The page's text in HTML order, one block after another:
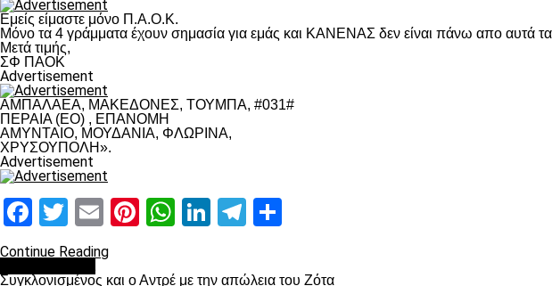
Εμείς είμαστε μόνο Π.Α.Ο.Κ.
Μόνο τα 4 γράμματα έχουν σημασία για εμάς και ΚΑΝΕΝΑΣ δεν είναι πάνω απο αυτά τα
Μετά τιμής,
ΣΦ ΠΑΟΚ
Advertisement
ΑΜΠΑΛΑΕΑ, ΜΑΚΕΔΟΝΕΣ, ΤΟΥΜΠΑ, #031#
ΠΕΡΑΙΑ (ΕΟ) , ΕΠΑΝΟΜΗ
ΑΜΥΝΤΑΙΟ, ΜΟΥΔΑΝΙΑ, ΦΛΩΡΙΝΑ,
ΧΡΥΣΟΥΠΟΛΗ».
Advertisement
Facebook
Twitter
EmailPinterest
WhatsApp
LinkedIn
Telegram
Continue Reading
Συγκλονισμένος και ο Αντρέ με την απώλεια του Ζότα